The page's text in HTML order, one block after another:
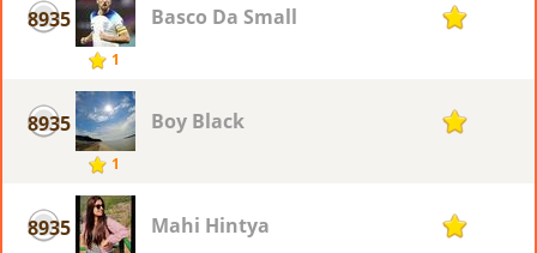
8935
1
Basco Da Small 1
8935
1
Boy Black 1
8935 Mahi Hintya 1